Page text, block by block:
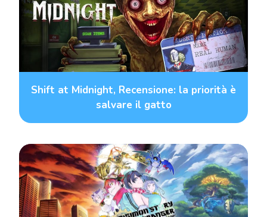
Shift at Midnight, Recensione: la priorità è
salvare il gatto